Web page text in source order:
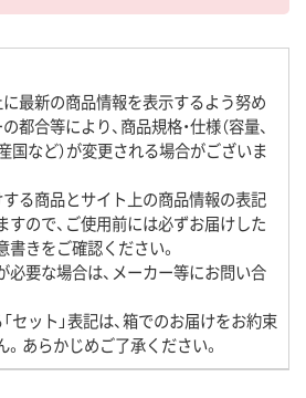
最新の商品情報を表示するよう努め
都合等により、商品規格・仕様（容量、
国など）が変更される場合がございま
する商品とサイト上の商品情報の表記
ので、ご使用前には必ずお届けした
きをご確認ください。
必要な場合は、メーカー等にお問い合
セット」表記は、箱でのお届けをお約束
あらかじめご了承ください。